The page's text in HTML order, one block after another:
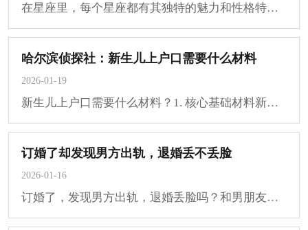
在星座里，每个星座都有其独特的魅力和性格特点。今天，我们将探讨三个在情感关系中表···
哈尔滨侦探社：新生儿上户口需要什么材料
2026-01-19
新生儿上户口需要什么材料？1. 核心基础材料新生儿出生医学证明是必备核心材料，需提供···
订婚了却发现男方出轨，退婚丢不丢脸
2026-01-16
订婚了，发现男方出轨，退婚丢脸吗？和男朋友谈恋爱三年多，今年一月订婚，四月份发现···